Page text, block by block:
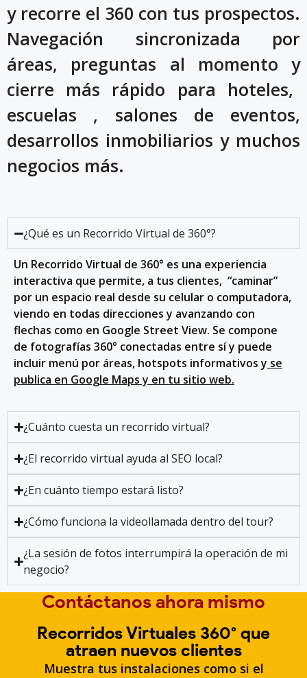
y recorre el 360 con tus prospectos.
Navegación sincronizada por
áreas, preguntas al momento y
cierre más rápido para hoteles,
escuelas , salones de eventos,
desarrollos inmobiliarios y muchos
negocios más.
¿Qué es un Recorrido Virtual de 360°?
Un Recorrido Virtual de 360° es una experiencia
interactiva que permite, a tus clientes, “caminar”
por un espacio real desde su celular o computadora,
viendo en todas direcciones y avanzando con
flechas como en Google Street View. Se compone
de fotografías 360° conectadas entre sí y puede
incluir menú por áreas, hotspots informativos y se
publica en Google Maps y en tu sitio web.
¿Cuánto cuesta un recorrido virtual?
¿El recorrido virtual ayuda al SEO local?
¿En cuánto tiempo estará listo?
¿Cómo funciona la videollamada dentro del tour?
¿La sesión de fotos interrumpirá la operación de mi
negocio?
Contáctanos ahora mismo
Recorridos Virtuales 360° que
atraen nuevos clientes
Muestra tus instalaciones como si el